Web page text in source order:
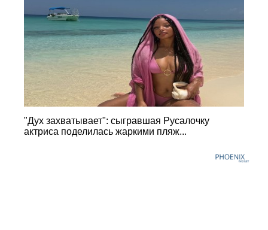
"Дух захватывает": сыгравшая Русалочку
актриса поделилась жаркими пляж...